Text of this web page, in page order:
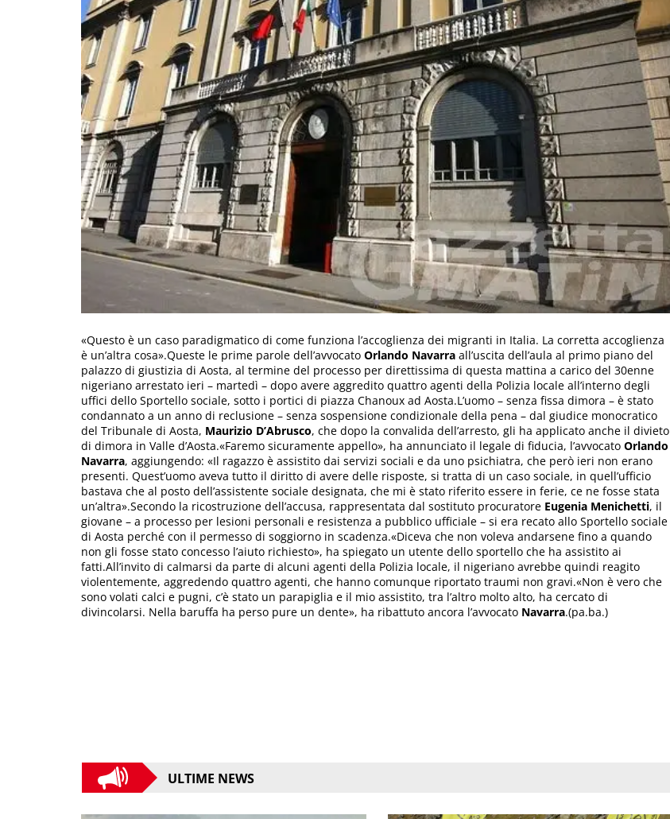
«Questo è un caso paradigmatico di come funziona l’accoglienza dei migranti in Italia. La corretta accoglienza
è un’altra cosa».Queste le prime parole dell’avvocato Orlando Navarra all’uscita dell’aula al primo piano del
palazzo di giustizia di Aosta, al termine del processo per direttissima di questa mattina a carico del 30enne
nigeriano arrestato ieri – martedì – dopo avere aggredito quattro agenti della Polizia locale all’interno degli
uffici dello Sportello sociale, sotto i portici di piazza Chanoux ad Aosta.L’uomo – senza fissa dimora – è stato
condannato a un anno di reclusione – senza sospensione condizionale della pena – dal giudice monocratico
del Tribunale di Aosta, Maurizio D’Abrusco, che dopo la convalida dell’arresto, gli ha applicato anche il divieto
di dimora in Valle d’Aosta.«Faremo sicuramente appello», ha annunciato il legale di fiducia, l’avvocato Orlando
Navarra, aggiungendo: «Il ragazzo è assistito dai servizi sociali e da uno psichiatra, che però ieri non erano
presenti. Quest’uomo aveva tutto il diritto di avere delle risposte, si tratta di un caso sociale, in quell’ufficio
bastava che al posto dell’assistente sociale designata, che mi è stato riferito essere in ferie, ce ne fosse stata
un’altra».Secondo la ricostruzione dell’accusa, rappresentata dal sostituto procuratore Eugenia Menichetti, il
giovane – a processo per lesioni personali e resistenza a pubblico ufficiale – si era recato allo Sportello sociale
di Aosta perché con il permesso di soggiorno in scadenza.«Diceva che non voleva andarsene fino a quando
non gli fosse stato concesso l’aiuto richiesto», ha spiegato un utente dello sportello che ha assistito ai
fatti.All’invito di calmarsi da parte di alcuni agenti della Polizia locale, il nigeriano avrebbe quindi reagito
violentemente, aggredendo quattro agenti, che hanno comunque riportato traumi non gravi.«Non è vero che
sono volati calci e pugni, c’è stato un parapiglia e il mio assistito, tra l’altro molto alto, ha cercato di
divincolarsi. Nella baruffa ha perso pure un dente», ha ribattuto ancora l’avvocato Navarra.(pa.ba.)
ULTIME NEWS